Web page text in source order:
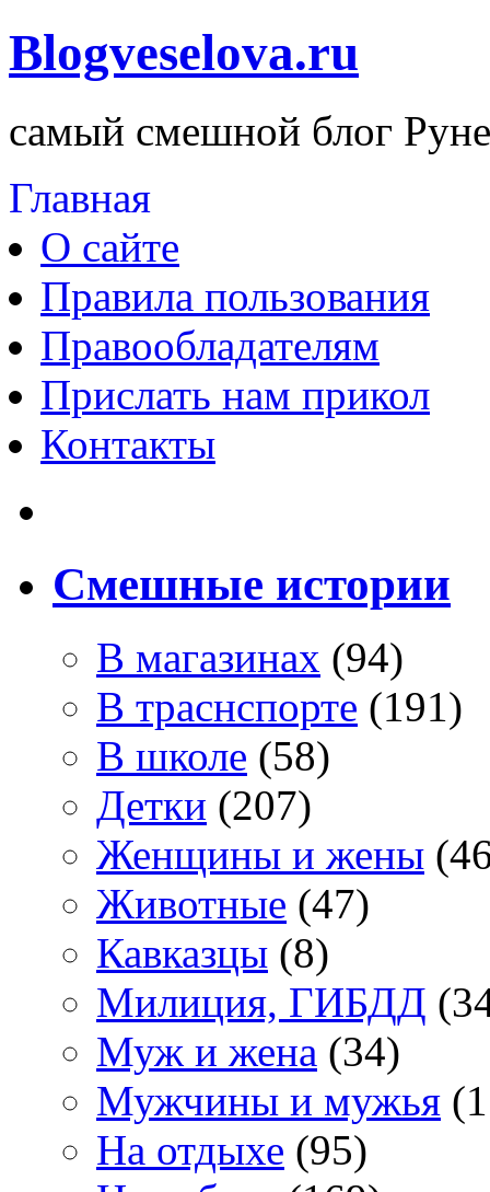
Blogveselova.ru
самый смешной блог
Главная
О сайте
Правила пользования
Правообладателям
Прислать нам прикол
Контакты
Смешные истории
В магазинах (94)
В траснспорте (191)
В школе (58)
Детки (207)
Женщины и жены
Животные (47)
Кавказцы (8)
Милиция, ГИБДД
Муж и жена (34)
Мужчины и мужья
На отдыхе (95)